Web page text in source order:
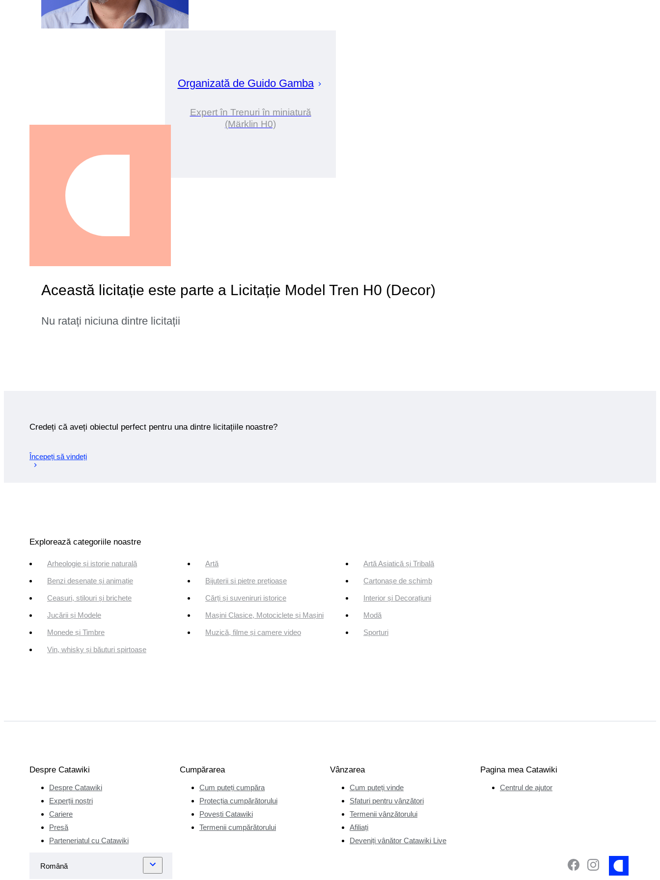
Organizată de Guido Gamba
Expert în Trenuri în miniatură
(Märklin H0)
Această licitație este parte a Licitație Model Tren H0 (Decor)
Nu ratați niciuna dintre licitații
Credeți că aveți obiectul perfect pentru una dintre licitațiile noastre?
Începeți să vindeți
Explorează categoriile noastre
Arheologie și istorie naturală Artă Artă Asiatică și Tribală
Benzi desenate și animație Bijuterii si pietre prețioase Cartonașe de schimb
Ceasuri, stilouri și brichete Cărți și suveniruri istorice Interior și Decorațiuni
Jucării și Modele Mașini Clasice, Motociclete și Mașini Modă
Monede și Timbre Muzică, filme și camere video Sporturi
Vin, whisky și băuturi spirtoase
Despre Catawiki
Despre Catawiki
Experții noștri
Cariere
Presă
Parteneriatul cu Catawiki
Cumpărarea
Cum puteți cumpăra
Protecția cumpărătorului
Povești Catawiki
Termenii cumpărătorului
Vânzarea
Cum puteți vinde
Sfaturi pentru vânzători
Termenii vânzătorului
Afiliați
Deveniți vânător Catawiki Live
Pagina mea Catawiki
Centrul de ajutor